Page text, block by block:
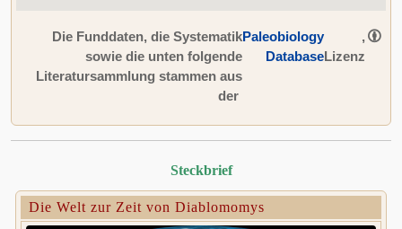
Die Funddaten, die Systematik
sowie die unten folgende
Literatursammlung stammen aus
der
Paleobiology
Database
,
Lizenz
Steckbrief
Die Welt zur Zeit von Diablomomys